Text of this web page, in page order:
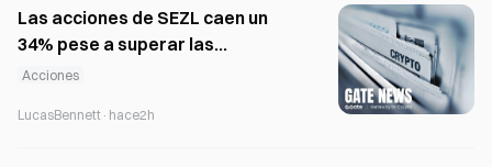
Las acciones de SEZL caen un
34% pese a superar las
expectativas en el segundo
cautelosas para el segundo
Acciones
LucasBennett · hace2h